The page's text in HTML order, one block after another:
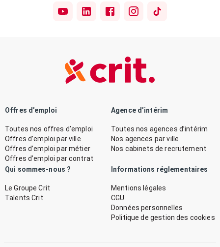
Offres d’emploi
Toutes nos offres d’emploi
Offres d’emploi par ville
Offres d’emploi par métier
Offres d’emploi par contrat
Agence d’intérim
Toutes nos agences d’intérim
Nos agences par ville
Nos cabinets de recrutement
Qui sommes-nous ?
Le Groupe Crit
Talents Crit
Informations réglementaires
Mentions légales
CGU
Données personnelles
Politique de gestion des cookies